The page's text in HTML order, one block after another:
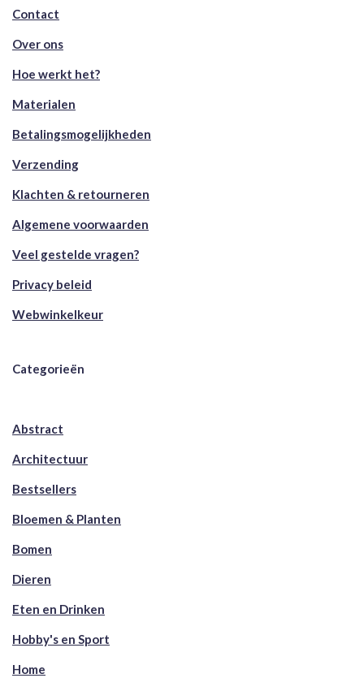
Contact
Over ons
Hoe werkt het?
Materialen
Betalingsmogelijkheden
Verzending
Klachten & retourneren
Algemene voorwaarden
Veel gestelde vragen?
Privacy beleid
Webwinkelkeur
Categorieën
Abstract
Architectuur
Bestsellers
Bloemen & Planten
Bomen
Dieren
Eten en Drinken
Hobby's en Sport
Home